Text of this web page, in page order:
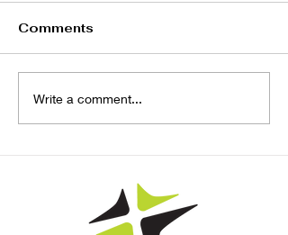
„Þegar hið falda
kemur í ljós og
Kristi“
Comments
Write a comment...